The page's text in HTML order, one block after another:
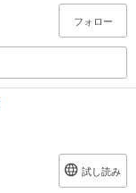
フォロー
試し読み